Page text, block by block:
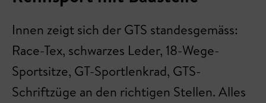
Innen zeigt sich der GTS standesgemäss:
Race-Tex, schwarzes Leder, 18-Wege-
Sportsitze, GT-Sportlenkrad, GTS-
Schriftzüge an den richtigen Stellen. Alles